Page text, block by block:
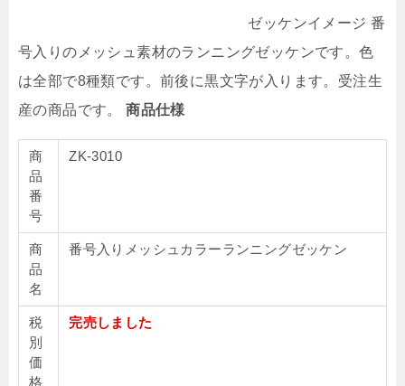
ゼッケンイメージ 番
号入りのメッシュ素材のランニングゼッケンです。色
は全部で8種類です。前後に黒文字が入ります。受注生
産の商品です。商品仕様
商
品
番
号
ZK-3010
商
品
名
番号入りメッシュカラーランニングゼッケン
税
別
価
格
完売しました